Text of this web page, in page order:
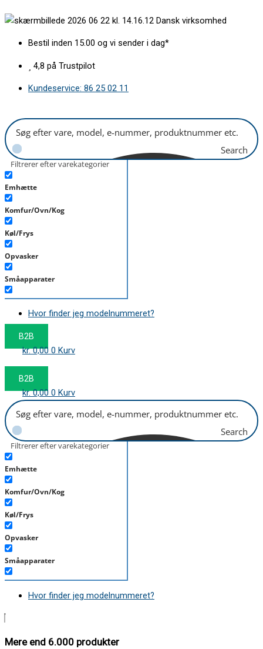
til
Dansk virksomhed
Bestil inden 15.00 og vi sender i dag*
4,8 på Trustpilot
Kundeservice: 86 25 02 11
Search
Filtrerer efter varekategorier
Emhætte
Komfur/Ovn/Kog
Køl/Frys
Opvasker
Småapparater
Støvsuger
Tørretumbler
Tilbehør/Plejemidler
Hvor finder jeg modelnummeret?
B2B
kr.0,00 0 Kurv
B2B
kr.0,00 0 Kurv
Search
Filtrerer efter varekategorier
Emhætte
Komfur/Ovn/Kog
Køl/Frys
Opvasker
Småapparater
Støvsuger
Hvor finder jeg modelnummeret?
Mere end 6.000 produkter
Gram